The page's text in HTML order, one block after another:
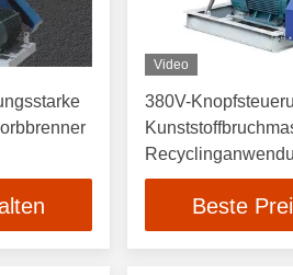
Video
380V-
Beste